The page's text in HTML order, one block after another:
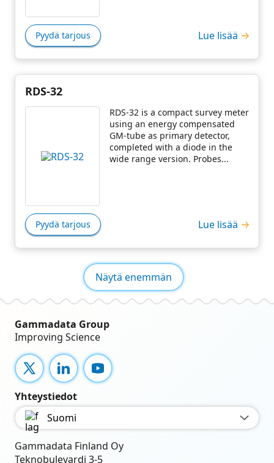
Pyydä tarjous Lue lisää
RDS-32
RDS-32 is a compact survey meter
using an energy compensated
GM-tube as primary detector,
completed with a diode in the
wide range version. Probes...
Pyydä tarjous Lue lisää
Näytä enemmän
Gammadata Group
Improving Science
X LinkedInYouTube
Yhteystiedot
Suomi
Gammadata Finland Oy
Teknobulevardi 3-5